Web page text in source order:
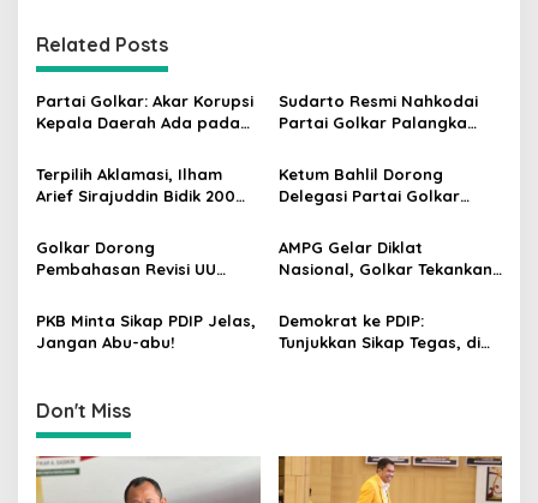
a
v
i
a
i
n
Related Posts
Partai Golkar: Akar Korupsi
Kepala Daerah Ada pada
Pilkada
Sudarto Resmi Nahkodai
Partai Golkar Palangka
Semakin Solid dan
Dipercaya Rakyat
Terpilih Aklamasi, Ilham
Arief Sirajuddin Bidik 200
Pemilu 2029
Ketum Bahlil Dorong
Delegasi Partai Golkar
Ngabalin Belajar Hilirisasi
Hingga Industrialisasi dari
Golkar Dorong
Pembahasan Revisi UU
Kajian Putusan MK Sudah
Tuntas
AMPG Gelar Diklat
Nasional, Golkar Tekankan
Tantangan Zaman
PKB Minta Sikap PDIP Jelas,
Jangan Abu-abu!
Demokrat ke PDIP:
Tunjukkan Sikap Tegas, di
Don't Miss